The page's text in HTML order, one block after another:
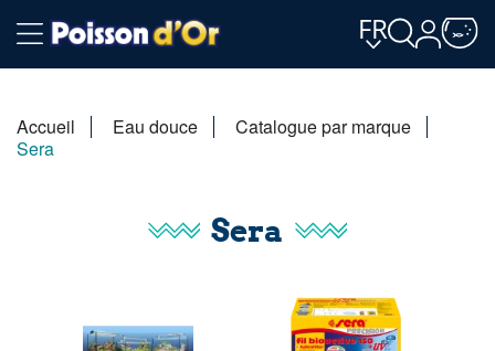
FR
Accueil Eau douce
Catalogue par marque
Sera
Sera